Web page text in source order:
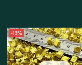
-13%